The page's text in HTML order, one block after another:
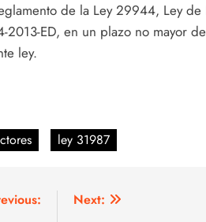
de la Ley 29944, Ley de
ED, en un plazo no mayor
ley.
ley 31987
Next: